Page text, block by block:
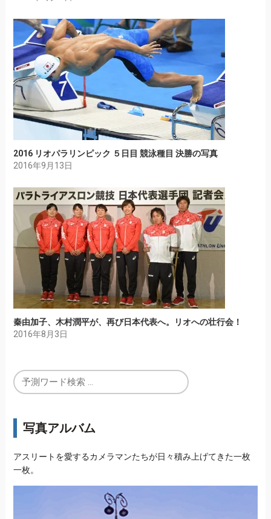
2016 リオパラリンピック ５日目 競泳種目 決勝の写真
2016年9月13日
秦由加子、木村潤平が、再び日本代表へ。リオへの壮行会！
2016年8月3日
写真アルバム
アスリートを愛するカメラマンたちが日々積み上げてきた一枚
一枚。